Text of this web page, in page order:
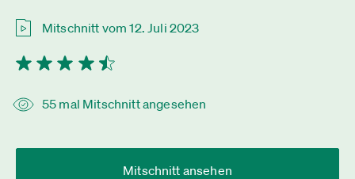
Mitschnitt vom 12. Juli 2023
55 mal Mitschnitt angesehen
Mitschnitt ansehen